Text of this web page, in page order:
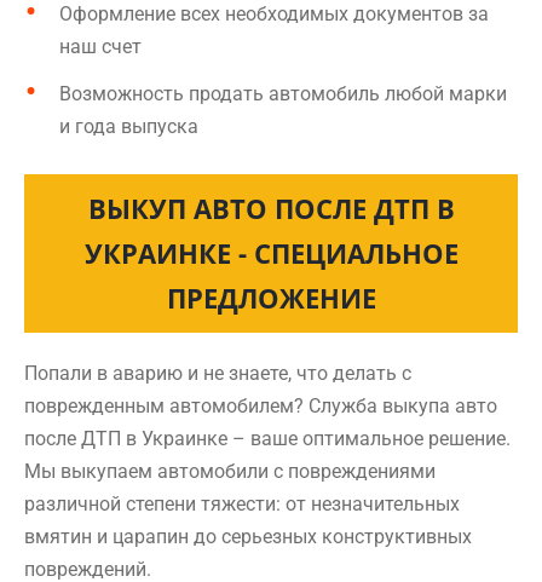
Оформление всех необходимых документов за
наш счет
Возможность продать автомобиль любой марки
и года выпуска
ВЫКУП АВТО ПОСЛЕ ДТП В
УКРАИНКЕ - СПЕЦИАЛЬНОЕ
ПРЕДЛОЖЕНИЕ
Попали в аварию и не знаете, что делать с
поврежденным автомобилем? Служба выкупа авто
после ДТП в Украинке – ваше оптимальное решение.
Мы выкупаем автомобили с повреждениями
различной степени тяжести: от незначительных
вмятин и царапин до серьезных конструктивных
повреждений.